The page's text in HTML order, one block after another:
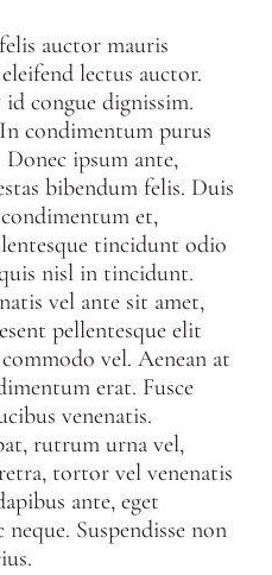
auctor mauris
lectus auctor.
id congue dignissim.
condimentum purus
ipsum ante,
bibendum felis. Duis
et,
tincidunt odio
nisl in tincidunt.
vel ante sit amet,
pellentesque elit
vel. Aenean at
erat. Fusce
venenatis.
rutrum urna vel,
tortor vel venenatis
ante, eget
Suspendisse non